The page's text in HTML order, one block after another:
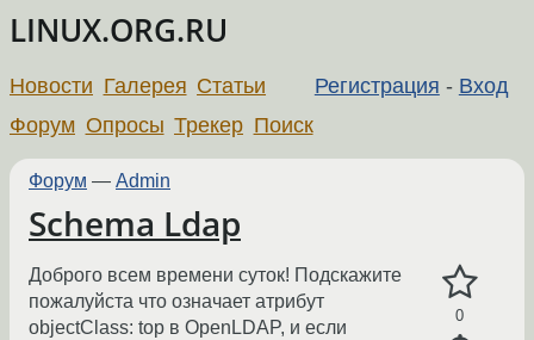
LINUX.ORG.RU
Регистрация - Вход
Новости Галерея Статьи
Форум Опросы Трекер Поиск
Форум — Admin
Schema Ldap
0
Доброго всем времени суток! Подскажите
пожалуйста что означает атрибут
objectClass: top в OpenLDAP, и если